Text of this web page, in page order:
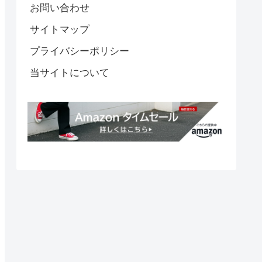
お問い合わせ
サイトマップ
プライバシーポリシー
当サイトについて